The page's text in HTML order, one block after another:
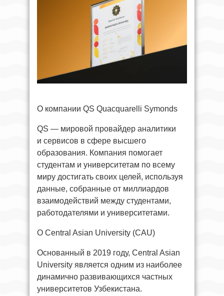
О компании QS Quacquarelli Symonds
QS — мировой провайдер аналитики
и сервисов в сфере высшего
образования. Компания помогает
студентам и университетам по всему
миру достигать своих целей, используя
данные, собранные от миллиардов
взаимодействий между студентами,
работодателями и университетами.
О Central Asian University (CAU)
Основанный в 2019 году, Central Asian
University является одним из наиболее
динамично развивающихся частных
университетов Узбекистана.